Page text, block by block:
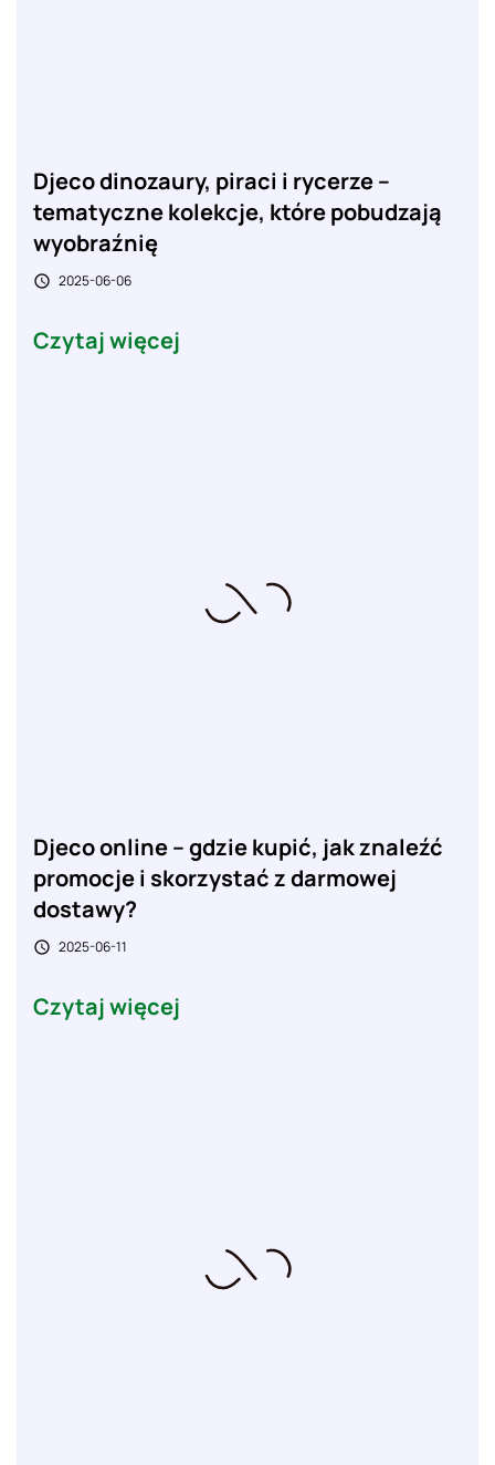
Djeco dinozaury, piraci i rycerze –
tematyczne kolekcje, które pobudzają
wyobraźnię
 2025-06-06
Czytaj więcej
Djeco online – gdzie kupić, jak znaleźć
promocje i skorzystać z darmowej
dostawy?
 2025-06-11
Czytaj więcej